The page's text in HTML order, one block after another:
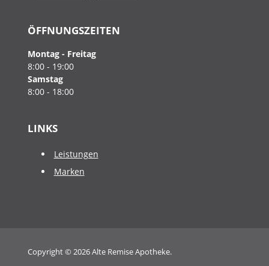
ÖFFNUNGSZEITEN
Montag - Freitag
8:00 - 19:00
Samstag
8:00 - 18:00
LINKS
Leistungen
Marken
Copyright © 2026 Alte Remise Apotheke.